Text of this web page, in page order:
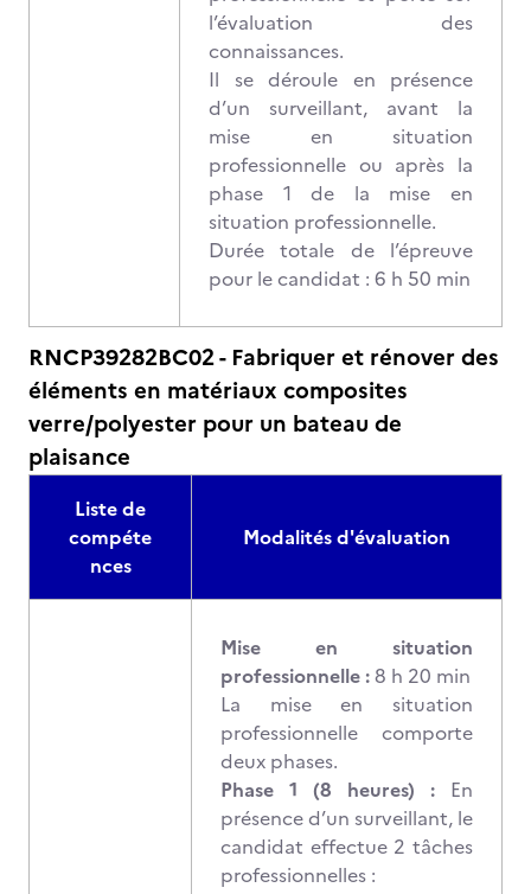
l’évaluation des
connaissances.
Il se déroule en présence
d’un surveillant, avant la
mise en situation
professionnelle ou après la
phase 1 de la mise en
situation professionnelle.
Durée totale de l’épreuve
pour le candidat : 6 h 50 min
RNCP39282BC02 - Fabriquer et rénover des
éléments en matériaux composites
verre/polyester pour un bateau de
plaisance
Liste de
compéte
nces
Modalités d'évaluation
Mise en situation
professionnelle :8 h 20 min
La mise en situation
professionnelle comporte
deux phases.
Phase 1 (8 heures) : En
présence d’un surveillant, le
candidat effectue 2 tâches
professionnelles :